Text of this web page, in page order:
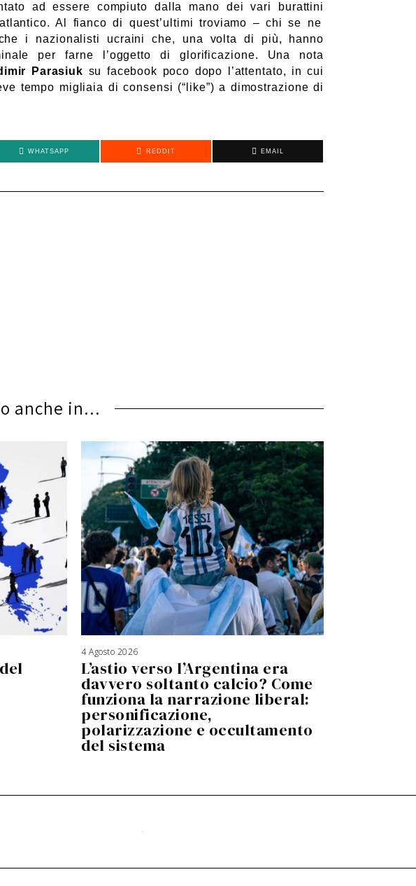
ad essere compiuto dalla mano dei vari
burattini
Al fianco di quest’ultimi troviamo – chi se ne
i nazionalisti ucraini che, una volta di più, hanno
per farne l’oggetto di glorificazione. Una nota
Parasiuk su facebook poco dopo l’attentato, in cui
tempo migliaia di consensi (“ like”) a dimostrazione di
WHATSAPP REDDIT EMAIL
anche in...
4 Agosto 2026
g
o
s
t
o
2
0
2
6
L’astio verso l’Argentina era
davvero soltanto calcio? Come
funziona la narrazione liberal:
personificazione,
polarizzazione e occultamento
del sistema